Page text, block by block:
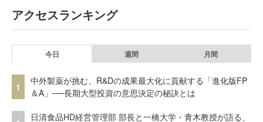
アクセスランキング
今日 週間 月間
1
中外製薬が挑む、R&Dの成果最大化に貢献する「進化版FP
＆A」──長期大型投資の意思決定の秘訣とは
日清食品HD経営管理部 部長と一橋大学・青木教授が語る、